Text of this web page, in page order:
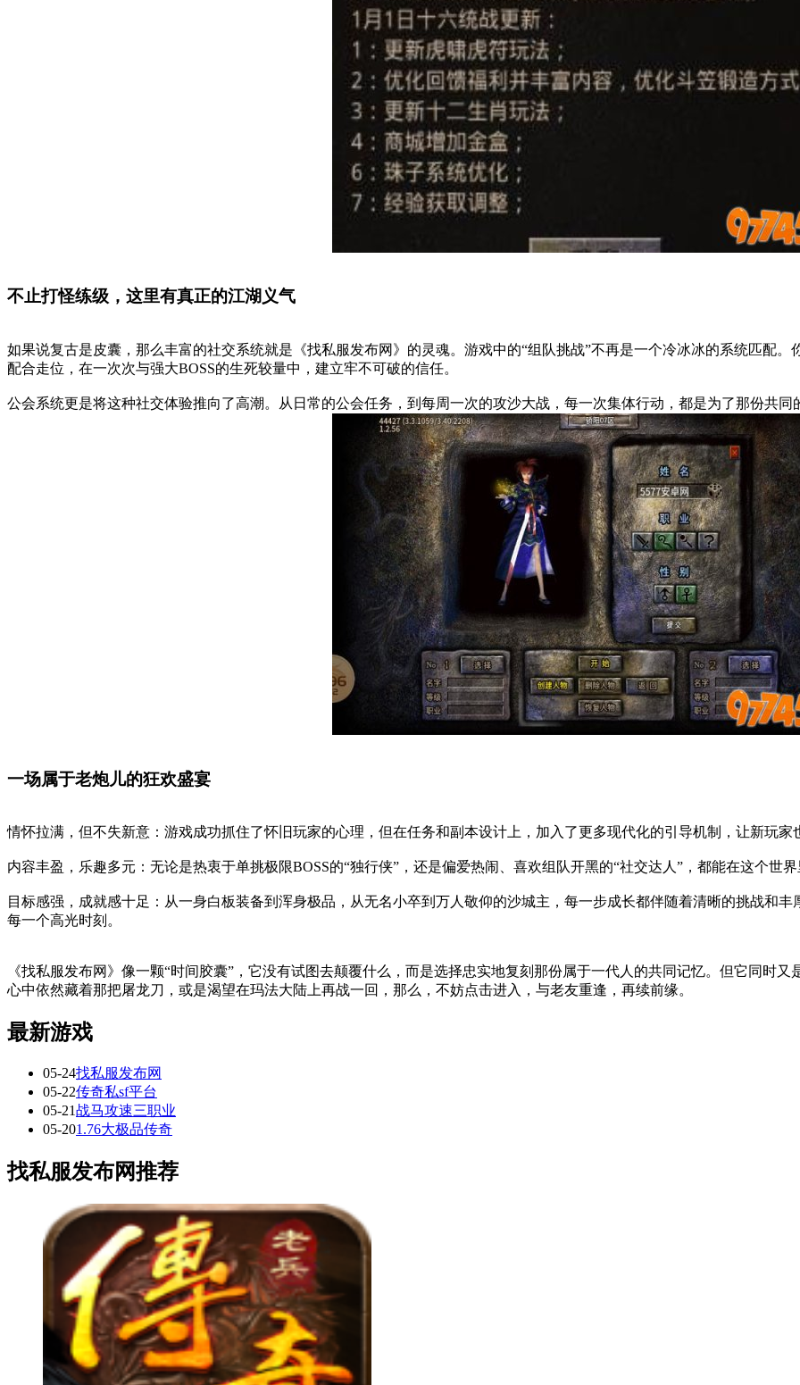
不止打怪练级，这里有真正的江湖义气
如果说复古是皮囊，那么丰富的社交系统就是《找私服发布网》的灵魂。游戏中的“组队挑战”不再是一个冷冰冰的系统匹配
配合走位，在一次次与强大BOSS的生死较量中，建立牢不可破的信任。
公会系统更是将这种社交体验推向了高潮。从日常的公会任务，到每周一次的攻沙大战，每一次集体行动，都是为了那份共
一场属于老炮儿的狂欢盛宴
情怀拉满，但不失新意：游戏成功抓住了怀旧玩家的心理，但在任务和副本设计上，加入了更多现代化的引导机制，让新玩
内容丰盈，乐趣多元：无论是热衷于单挑极限BOSS的“独行侠”，还是偏爱热闹、喜欢组队开黑的“社交达人”，都能在这个世
目标感强，成就感十足：从一身白板装备到浑身极品，从无名小卒到万人敬仰的沙城主，每一步成长都伴随着清晰的挑战和
每一个高光时刻。
《找私服发布网》像一颗“时间胶囊”，它没有试图去颠覆什么，而是选择忠实地复刻那份属于一代人的共同记忆。但它同时
心中依然藏着那把屠龙刀，或是渴望在玛法大陆上再战一回，那么，不妨点击进入，与老友重逢，再续前缘。
最新游戏
05-24找私服发布网
05-22传奇私sf平台
05-21战马攻速三职业
05-201.76大极品传奇
找私服发布网推荐